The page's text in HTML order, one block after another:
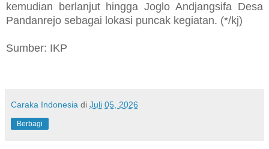
kemudian berlanjut hingga Joglo Andjangsifa Desa
Pandanrejo sebagai lokasi puncak kegiatan. (*/kj)
Sumber: IKP
Caraka Indonesia di Juli 05, 2026
Berbagi